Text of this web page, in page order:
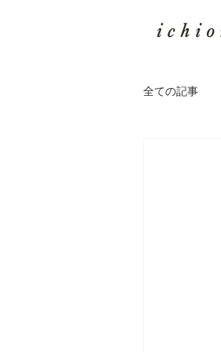
全ての記事